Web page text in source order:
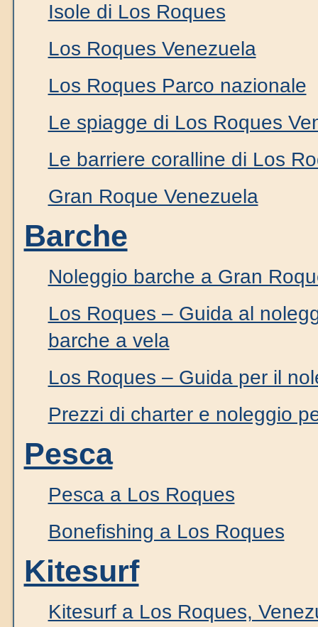
Isole di Los Roques
Los Roques Venezuela
Los Roques Parco nazionale
Le spiagge di Los Roques
Le barriere coralline di Los
Gran Roque Venezuela
Barche
Noleggio barche a Gran
Los Roques – Guida al
barche a vela
Los Roques – Guida per il
Prezzi di charter e noleggio
Pesca
Pesca a Los Roques
Bonefishing a Los Roques
Kitesurf
Kitesurf a Los Roques,